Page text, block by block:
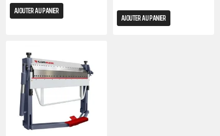
AJOUTER AU PANIER
AJOUTER AU PANIER